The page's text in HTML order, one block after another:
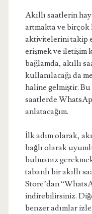
Akıllı saatlerin
artmakta ve
aktivitelerini takip
erişmek ve iletişim
bağlamda, akıllı
kullanılacağı da
haline gelmiştir. Bu
saatlerde
anlatacağım.
İlk adım olarak,
bağlı olarak
bulmanız
tabanlı bir akıllı
Store’dan
indirebilirsiniz.
benzer adımlar